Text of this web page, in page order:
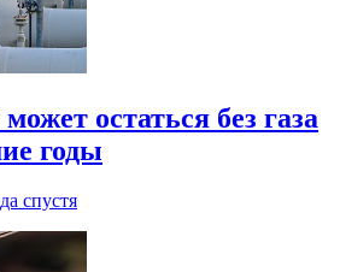
остаться без газа
годы
спустя